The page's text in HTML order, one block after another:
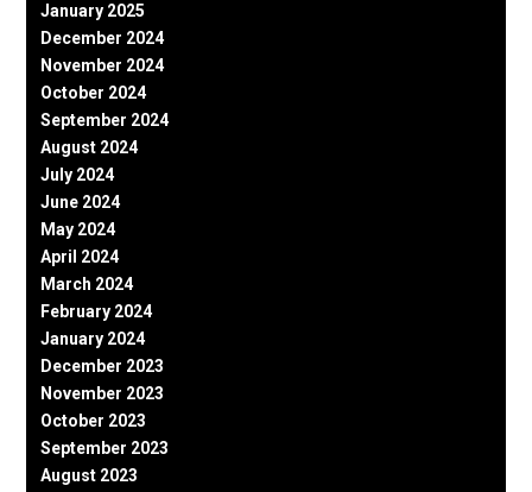
January 2025
December 2024
November 2024
October 2024
September 2024
August 2024
July 2024
June 2024
May 2024
April 2024
March 2024
February 2024
January 2024
December 2023
November 2023
October 2023
September 2023
August 2023